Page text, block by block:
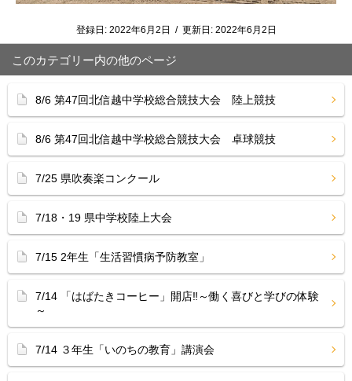
登録日: 2022年6月2日 / 更新日: 2022年6月2日
このカテゴリー内の他のページ
8/6 第47回北信越中学校総合競技大会 陸上競技
8/6 第47回北信越中学校総合競技大会 卓球競技
7/25 県吹奏楽コンクール
7/18・19 県中学校陸上大会
7/15 2年生「生活習慣病予防教室」
7/14 「はばたきコーヒー」開店‼︎～働く喜びと学びの体験
～
7/14 ３年生「いのちの教育」講演会